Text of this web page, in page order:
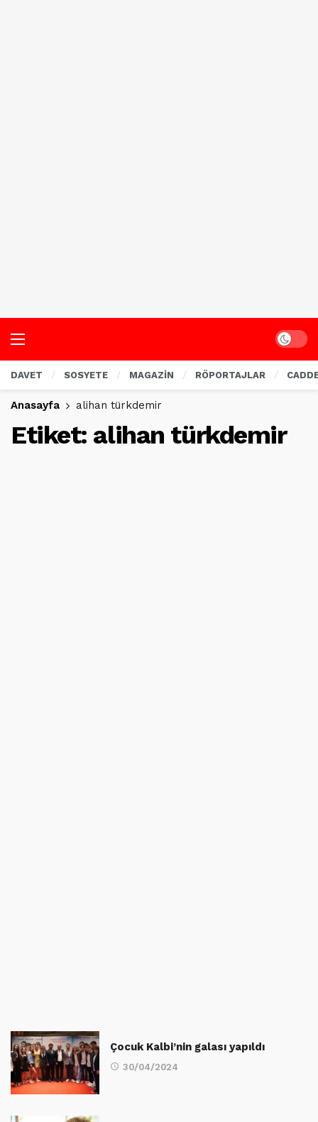
Dark
DAVET SOSYETE MAGAZİN RÖPORTAJLAR
Anasayfa alihan türkdemir
Etiket: alihan türkdemir
Çocuk Kalbi’nin galası yapıldı
30/04/2024